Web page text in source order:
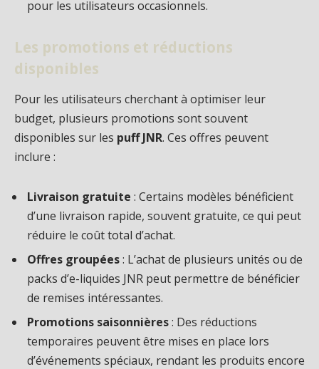
pour les utilisateurs occasionnels.
Les promotions et réductions
disponibles
Pour les utilisateurs cherchant à optimiser leur
budget, plusieurs promotions sont souvent
disponibles sur les puff JNR. Ces offres peuvent
inclure :
Livraison gratuite : Certains modèles bénéficient
d’une livraison rapide, souvent gratuite, ce qui peut
réduire le coût total d’achat.
Offres groupées: L’achat de plusieurs unités ou de
packs d’e-liquides JNR peut permettre de bénéficier
de remises intéressantes.
Promotions saisonnières: Des réductions
temporaires peuvent être mises en place lors
d’événements spéciaux, rendant les produits encore